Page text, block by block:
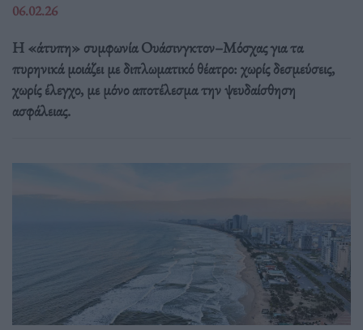
06.02.26
Η «άτυπη» συμφωνία Ουάσινγκτον–Μόσχας για τα
πυρηνικά μοιάζει με διπλωματικό θέατρο: χωρίς δεσμεύσεις,
χωρίς έλεγχο, με μόνο αποτέλεσμα την ψευδαίσθηση
ασφάλειας.